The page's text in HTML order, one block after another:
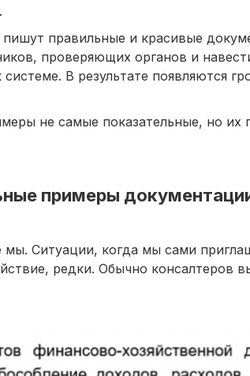
правильные и красивые
проверяющих органов и
В результате появляются
не самые показательные, но их
примеры
мы. Ситуации, когда мы сами
редки. Обычно консалтеров